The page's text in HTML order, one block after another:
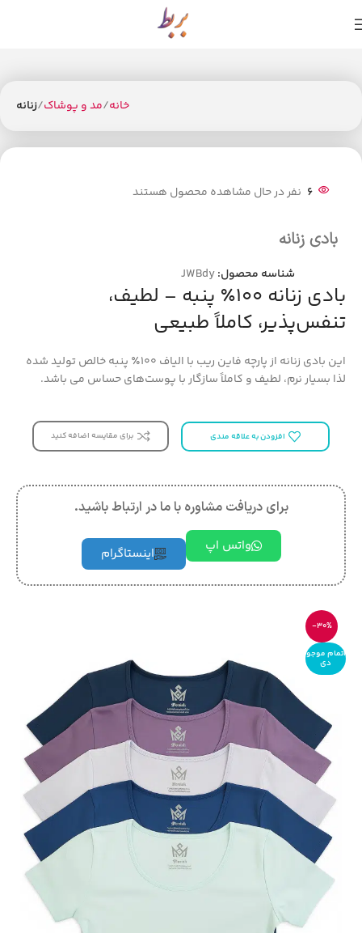
خانه مد و پوشاک زنانه
6 نفر در حال مشاهده محصول هستند
بادی زنانه
شناسه محصول:JWBdy
بادی زنانه ۱۰۰٪ پنبه – لطیف،
تنفس‌پذیر، کاملاً طبیعی
این بادی زنانه از پارچه فاین ریب با الیاف ۱۰۰٪ پنبه خالص تولید شده
لذا بسیار نرم، لطیف و کاملاً سازگار با پوست‌های حساس می باشد.
افزودن به علاقه مندی برای مقایسه اضافه کنید
برای دریافت مشاوره با ما در ارتباط باشید.
واتس اپ اینستاگرام
-30%
اتمام موجو
دی
ما سالها تجربه را آسان و مناسب عرضه میکنیم.